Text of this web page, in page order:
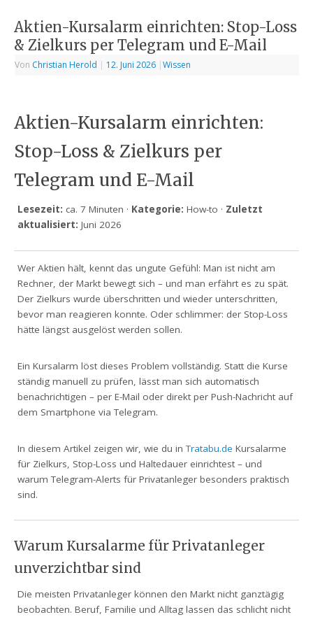
Aktien-Kursalarm einrichten: Stop-Loss
& Zielkurs per Telegram und E-Mail
Von Christian Herold | 12. Juni 2026 |Wissen
Aktien-Kursalarm einrichten:
Stop-Loss & Zielkurs per
Telegram und E-Mail
Lesezeit: ca. 7 Minuten · Kategorie: How-to · Zuletzt
aktualisiert: Juni 2026
Wer Aktien hält, kennt das ungute Gefühl: Man ist nicht am
Rechner, der Markt bewegt sich – und man erfährt es zu spät.
Der Zielkurs wurde überschritten und wieder unterschritten,
bevor man reagieren konnte. Oder schlimmer: der Stop-Loss
hätte längst ausgelöst werden sollen.
Ein Kursalarm löst dieses Problem vollständig. Statt die Kurse
ständig manuell zu prüfen, lässt man sich automatisch
benachrichtigen – per E-Mail oder direkt per Push-Nachricht auf
dem Smartphone via Telegram.
In diesem Artikel zeigen wir, wie du inTratabu.de Kursalarme
für Zielkurs, Stop-Loss und Haltedauer einrichtest – und
warum Telegram-Alerts für Privatanleger besonders praktisch
sind.
Warum Kursalarme für Privatanleger
unverzichtbar sind
Die meisten Privatanleger können den Markt nicht ganztägig
beobachten. Beruf, Familie und Alltag lassen das schlicht nicht